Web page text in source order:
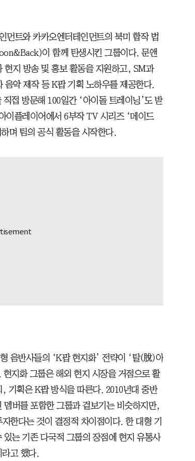
먼트와 카카오엔터테인먼트의 북미 합작 법
이 함께 탄생시킨 그룹이다. 문앤
현지 방송 및 홍보 활동을 지원하고, SM과
악 제작 등 K팝 기획 노하우를 제공한다.
접 방문해 100일간 ‘아이돌 트레이닝’도 받
이플레이어에서 6부작 TV 시리즈 ‘메이드
며 팀의 공식 활동을 시작한다.
음반사들의 ‘K팝 현지화’ 전략이 ‘탈(脫)아
지화 그룹은 해외 현지 시장을 거점으로 활
기획은 K팝 방식을 따른다. 2010년대 중반
멤버를 포함한 그룹과 겉보기는 비슷하지만,
한다는 것이 결정적 차이점이다. 한 대형 기
는 기존 다국적 그룹의 장점에 현지 유통사
고 했다.